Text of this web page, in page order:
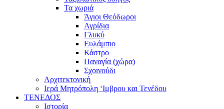
Τα χωριά
Άγιοι Θεόδωροι
Αγρίδια
Γλυκύ
Ευλάμπιο
Κάστρο
Παναγία (χώρα)
Σχοινούδι
Αρχιτεκτονική
Ιερά Μητρόπολη ‘Ιμβρου και Τενέδου
ΤΕΝΕΔΟΣ
Ιστορία